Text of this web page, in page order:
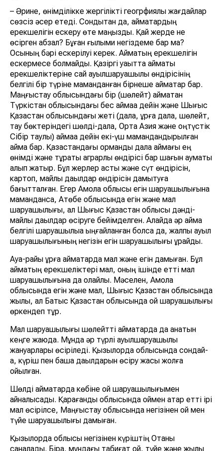
– Әрине, өнімділікке жергілікті геогрфиялық жағдайлар
сөзсіз әсер етеді. Сондықтан да, аймақтардың
ерекшелігін ескеру өте маңызды. Қай жерде не
өсірген абзал? Бұған ғылыми негіздеме бар ма?
Осының бәрі ескерілуі керек. Аймақтың ерекшелігін
ескермесе болмайды. Қазіргі уақытта аймақтық
ерекшеліктеріне сай ауылшаруашылық өндірісінің
белгілі бір түріне маманданған бірнеше аймақтар бар.
Маңғыстау облысындағы бір (шөлейт) аймақтан
Түркістан облысындағы бес аймаққа дейін және Шығыс
Қазақстан облысындағы жеті (дала, құрғақ дала, шөлейт,
тау бөктеріндегі шөлді-дала, Орта Азия және оңтүстік
Сібір таулы) аймаққа дейін екі-үш мамандандырылған
аймақ бар. Қазақстандағы орманды дала аймағы ең
өнімді және тұрақты аграрлық өндірісі бар шағын аумақты
алып жатыр. Бұл жерлер астық және сүт өндірісін,
картоп, майлы дақылдар өндірісін дамытуға
бағытталған. Егер Ақмола облысы егін шаруашылығына
маманданса, Ақтөбе облысында егін және мал
шаруашылығы, ал Шығыс Қазақстан облысы дәнді-
майлы дақылдар өсіруге бейімделген. Алайда әр аймақ
белгілі шаруашылыққа ыңғайланған болса да, жалпы ауыл
шаруашылығының негізін егін шаруашылығы құрайды.
Ауа-райы құрғақ аймақтарда мал және егін дамыған. Бұл
аймақтың ерекшеліктері мал, оның ішінде етті мал
шаруашылығына да қолайлы. Мәселен, Ақмола
облысында егін және мал, Шығыс Қазақстан облысында
жылқы, ал Батыс Қазақстан облысында қой шаруашылығы
өркендеп тұр.
Мал шаруашылығы шөлейтті аймақтарда да қанатын
кеңге жаюда. Мұнда әр түрлі ауылшаруашылық
жануарлары өсіріледі. Қызылорда облысында сондай-
ақ, күріш пен бақша дақылдарын өсіру жақсы жолға
қойылған.
Шөлді аймақтарда көбіне қой шаруашылығымен
айналысады. Қарағанды облысында қоймен қатар етті ірі
мал өсірілсе, Маңғыстау облысында негізінен қой мен
түйе шаруашылығы дамыған.
Қызылорда облысы негізінен күріштің Отаны
саналады. Бірақ, мұндағы табиғат қой, түйе және жылқы